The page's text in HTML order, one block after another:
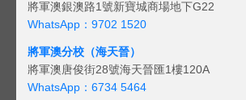
將軍澳銀澳路1號新寶城商場地下G22
WhatsApp：9702 1520
將軍澳分校（海天晉）
將軍澳唐俊街28號海天晉匯1樓120A
WhatsApp：6734 5464